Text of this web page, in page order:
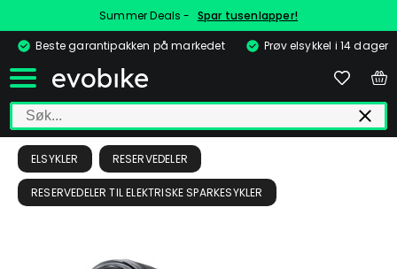
Summer Deals - Spar tusenlapper!
Beste garantipakken på markedet
Prøv elsykkel i 14 dager
ELSYKLER RESERVEDELER
RESERVEDELER TIL ELEKTRISKE SPARKESYKLER